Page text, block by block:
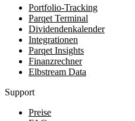
Portfolio-Tracking
Parqet Terminal
Dividendenkalender
Integrationen
Parqet Insights
Finanzrechner
Elbstream Data
Support
Preise